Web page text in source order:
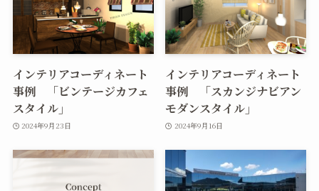
インテリアコーディネート
事例 「ビンテージカフェ
スタイル」
2024年9月23日
インテリアコーディネート
事例 「スカンジナビアン
モダンスタイル」
2024年9月16日